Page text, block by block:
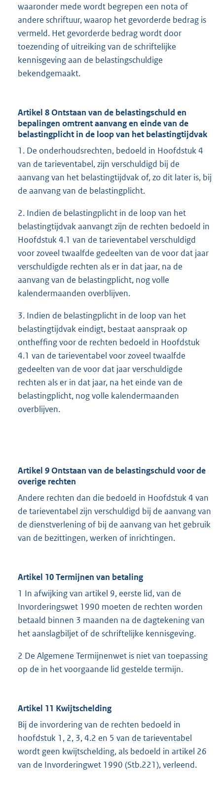
waaronder mede wordt begrepen een nota of
andere schriftuur, waarop het gevorderde bedrag is
vermeld. Het gevorderde bedrag wordt door
toezending of uitreiking van de schriftelijke
kennisgeving aan de belastingschuldige
bekendgemaakt.
Artikel 8 Ontstaan van de belastingschuld en
bepalingen omtrent aanvang en einde van de
belastingplicht in de loop van het belastingtijdvak
1. De onderhoudsrechten, bedoeld in Hoofdstuk 4
van de tarieventabel, zijn verschuldigd bij de
aanvang van het belastingtijdvak of, zo dit later is, bij
de aanvang van de belastingplicht.
2. Indien de belastingplicht in de loop van het
belastingtijdvak aanvangt zijn de rechten bedoeld in
Hoofdstuk 4.1 van de tarieventabel verschuldigd
voor zoveel twaalfde gedeelten van de voor dat jaar
verschuldigde rechten als er in dat jaar, na de
aanvang van de belastingplicht, nog volle
kalendermaanden overblijven.
3. Indien de belastingplicht in de loop van het
belastingtijdvak eindigt, bestaat aanspraak op
ontheffing voor de rechten bedoeld in Hoofdstuk
4.1 van de tarieventabel voor zoveel twaalfde
gedeelten van de voor dat jaar verschuldigde
rechten als er in dat jaar, na het einde van de
belastingplicht, nog volle kalendermaanden
overblijven.
Artikel 9 Ontstaan van de belastingschuld voor de
overige rechten
Andere rechten dan die bedoeld in Hoofdstuk 4 van
de tarieventabel zijn verschuldigd bij de aanvang van
de dienstverlening of bij de aanvang van het gebruik
van de bezittingen, werken of inrichtingen.
Artikel 10 Termijnen van betaling
1 In afwijking van artikel 9, eerste lid, van de
Invorderingswet 1990 moeten de rechten worden
betaald binnen 3 maanden na de dagtekening van
het aanslagbiljet of de schriftelijke kennisgeving.
2 De Algemene Termijnenwet is niet van toepassing
op de in het voorgaande lid gestelde termijn.
Artikel 11 Kwijtschelding
Bij de invordering van de rechten bedoeld in
hoofdstuk 1, 2, 3, 4.2 en 5 van de tarieventabel
wordt geen kwijtschelding, als bedoeld in artikel 26
van de Invorderingwet 1990 (Stb.221), verleend.